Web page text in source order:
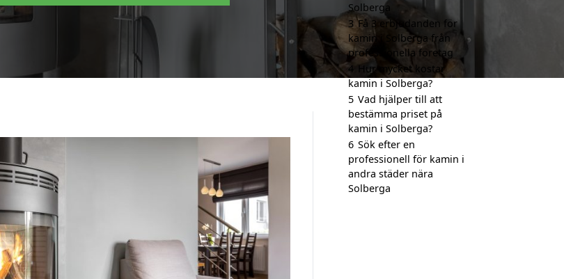
Solberga
3 Få 3 erbjudanden för
kamin i Solberga från
professionella företag
4 Hur mycket kostar
kamin i Solberga?
5 Vad hjälper till att
bestämma priset på
kamin i Solberga?
6 Sök efter en
professionell för kamin i
andra städer nära
Solberga